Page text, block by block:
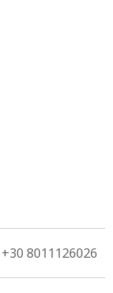
+30 8011126026